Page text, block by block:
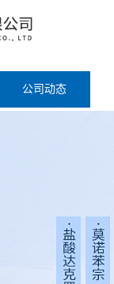
公司动态